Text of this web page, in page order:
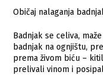
Običaj nalaganja
Badnjak se celiva,
badnjak na ognjištu,
prema živom biću –
prelivali vinom i